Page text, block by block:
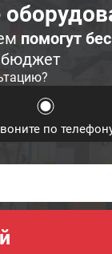
помогут
бюджет
по